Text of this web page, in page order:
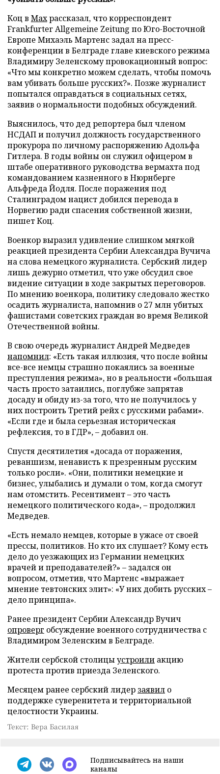
Коц в Махрассказал, что корреспондент
Frankfurter Allgemeine Zeitung по Юго-Восточной
Европе Михаэль Мартенс задал на пресс-
конференции в Белграде главе киевского режима
Владимиру Зеленскому провокационный вопрос:
«Что мы конкретно можем сделать, чтобы помочь
вам убивать больше русских?». Позже журналист
попытался оправдаться в социальных сетях,
заявив о нормальности подобных обсуждений.
Выяснилось, что дед репортера был членом
НСДАП и получил должность государственного
прокурора по личному распоряжению Адольфа
Гитлера. В годы войны он служил офицером в
штабе оперативного руководства вермахта под
командованием казненного в Нюрнберге
Альфреда Йодля. После поражения под
Сталинградом нацист добился перевода в
Норвегию ради спасения собственной жизни,
пишет Коц.
Военкор выразил удивление слишком мягкой
реакцией президента Сербии Александра Вучича
на слова немецкого журналиста. Сербский лидер
лишь дежурно отметил, что уже обсудил свое
видение ситуации в ходе закрытых переговоров.
По мнению военкора, политику следовало жестко
осадить журналиста, напомнив о 27 млн убитых
фашистами советских граждан во время Великой
Отечественной войны.
В свою очередь журналист Андрей Медведев
напомнил: «Есть такая иллюзия, что после войны
все-все немцы страшно покаялись за военные
преступления режима», но в реальности «большая
часть просто затаились, поглубже запрятав
досаду и обиду из-за того, что не получилось у
них построить Третий рейх с русскими рабами».
«Если где и была серьезная историческая
рефлексия, то в ГДР», – добавил он.
Спустя десятилетия «досада от поражения,
реваншизм, ненависть к презренным русским
только росли». «Они, политики немецкие и
бизнес, улыбались и думали о том, когда смогут
нам отомстить. Ресентимент – это часть
немецкого политического кода», – продолжил
Медведев.
«Есть немало немцев, которые в ужасе от своей
прессы, политиков. Но кто их слушает? Кому есть
дело до уезжающих из Германии немецких
врачей и преподавателей?» – задался он
вопросом, отметив, что Мартенс «выражает
мнение тевтонских элит»: «У них добить русских –
дело принципа».
Ранее президент Сербии Александр Вучич
опроверг обсуждение военного сотрудничества с
Владимиром Зеленским в Белграде.
Жители сербской столицыустроили акцию
протеста против приезда Зеленского.
Месяцем ранее сербский лидер заявил о
поддержке суверенитета и территориальной
целостности Украины.
Текст: Вера Басилая
Подписывайтесь на наши
каналы